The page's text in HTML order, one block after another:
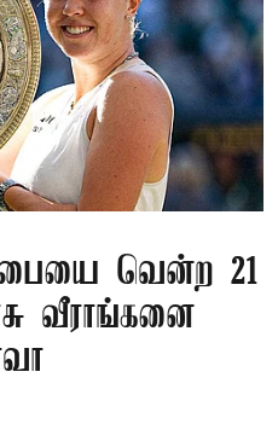
வென்ற 21
வீராங்கனை